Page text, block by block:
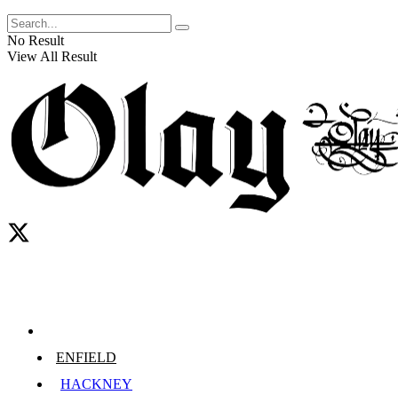
No Result
View All Result
ENFIELD
HACKNEY